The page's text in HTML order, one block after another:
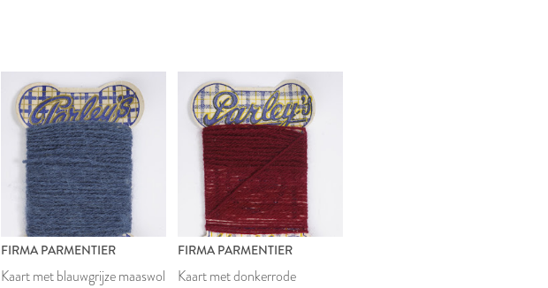
FIRMA PARMENTIER
Kaart met blauwgrijze maaswol
FIRMA PARMENTIER
Kaart met donkerrode